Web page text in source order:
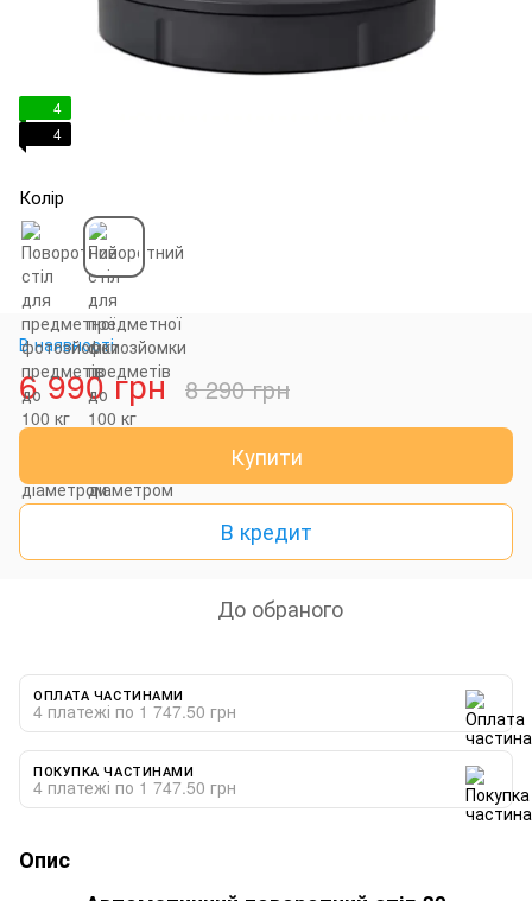
4
4
Колір
В наявності
6 990 грн 8 290 грн
Купити
В кредит
До обраного
ОПЛАТА ЧАСТИНАМИ
4 платежі по 1 747.50 грн
ПОКУПКА ЧАСТИНАМИ
4 платежі по 1 747.50 грн
Опис